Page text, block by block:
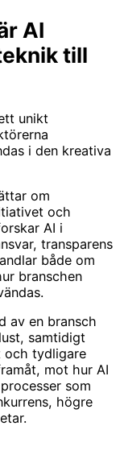
AI
till
unikt
i den kreativa
om
och
AI i
transparens
både om
branschen
av en bransch
samtidigt
och tydligare
mot hur AI
som
högre